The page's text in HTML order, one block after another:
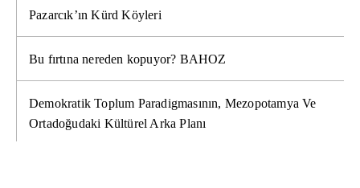
Pazarcık’ın Kürd Köyleri
Bu fırtına nereden kopuyor? BAHOZ
Demokratik Toplum Paradigmasının, Mezopotamya Ve
Ortadoğudaki Kültürel Arka Planı